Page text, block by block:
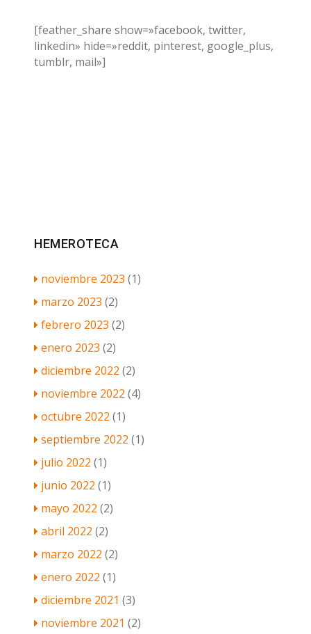
[feather_share show=»facebook, twitter,
linkedin» hide=»reddit, pinterest, google_plus,
tumblr, mail»]
HEMEROTECA
noviembre 2023 (1)
marzo 2023 (2)
febrero 2023 (2)
enero 2023 (2)
diciembre 2022 (2)
noviembre 2022 (4)
octubre 2022 (1)
septiembre 2022 (1)
julio 2022 (1)
junio 2022 (1)
mayo 2022 (2)
abril 2022 (2)
marzo 2022 (2)
enero 2022 (1)
diciembre 2021 (3)
noviembre 2021 (2)